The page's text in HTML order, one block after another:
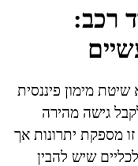
רכב:
מימון פיננסית
גישה מהירה
מספקת יתרונות אך
שיש להבין